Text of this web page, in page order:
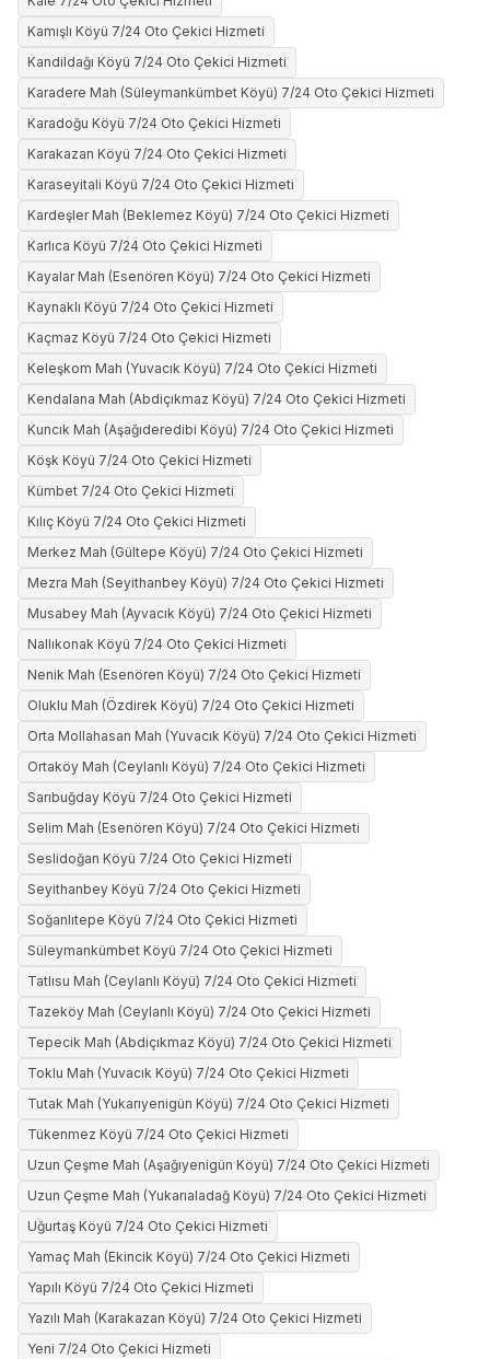
Kamışlı Köyü 7/24 Oto Çekici Hizmeti
Kandildağı Köyü 7/24 Oto Çekici Hizmeti
Karadere Mah (Süleymankümbet Köyü) 7/24 Oto Çekici Hizmeti
Karadoğu Köyü 7/24 Oto Çekici Hizmeti
Karakazan Köyü 7/24 Oto Çekici Hizmeti
Karaseyitali Köyü 7/24 Oto Çekici Hizmeti
Kardeşler Mah (Beklemez Köyü) 7/24 Oto Çekici Hizmeti
Karlıca Köyü 7/24 Oto Çekici Hizmeti
Kayalar Mah (Esenören Köyü) 7/24 Oto Çekici Hizmeti
Kaynaklı Köyü 7/24 Oto Çekici Hizmeti
Kaçmaz Köyü 7/24 Oto Çekici Hizmeti
Keleşkom Mah (Yuvacık Köyü) 7/24 Oto Çekici Hizmeti
Kendalana Mah (Abdiçıkmaz Köyü) 7/24 Oto Çekici Hizmeti
Kuncık Mah (Aşağıderedibi Köyü) 7/24 Oto Çekici Hizmeti
Köşk Köyü 7/24 Oto Çekici Hizmeti
Kümbet 7/24 Oto Çekici Hizmeti
Kılıç Köyü 7/24 Oto Çekici Hizmeti
Merkez Mah (Gültepe Köyü) 7/24 Oto Çekici Hizmeti
Mezra Mah (Seyithanbey Köyü) 7/24 Oto Çekici Hizmeti
Musabey Mah (Ayvacık Köyü) 7/24 Oto Çekici Hizmeti
Nallıkonak Köyü 7/24 Oto Çekici Hizmeti
Nenik Mah (Esenören Köyü) 7/24 Oto Çekici Hizmeti
Oluklu Mah (Özdirek Köyü) 7/24 Oto Çekici Hizmeti
Orta Mollahasan Mah (Yuvacık Köyü) 7/24 Oto Çekici Hizmeti
Ortaköy Mah (Ceylanlı Köyü) 7/24 Oto Çekici Hizmeti
Sarıbuğday Köyü 7/24 Oto Çekici Hizmeti
Selim Mah (Esenören Köyü) 7/24 Oto Çekici Hizmeti
Seslidoğan Köyü 7/24 Oto Çekici Hizmeti
Seyithanbey Köyü 7/24 Oto Çekici Hizmeti
Soğanlıtepe Köyü 7/24 Oto Çekici Hizmeti
Süleymankümbet Köyü 7/24 Oto Çekici Hizmeti
Tatlısu Mah (Ceylanlı Köyü) 7/24 Oto Çekici Hizmeti
Tazeköy Mah (Ceylanlı Köyü) 7/24 Oto Çekici Hizmeti
Tepecik Mah (Abdiçıkmaz Köyü) 7/24 Oto Çekici Hizmeti
Toklu Mah (Yuvacık Köyü) 7/24 Oto Çekici Hizmeti
Tutak Mah (Yukarıyenigün Köyü) 7/24 Oto Çekici Hizmeti
Tükenmez Köyü 7/24 Oto Çekici Hizmeti
Uzun Çeşme Mah (Aşağıyenigün Köyü) 7/24 Oto Çekici Hizmeti
Uzun Çeşme Mah (Yukarıaladağ Köyü) 7/24 Oto Çekici Hizmeti
Uğurtaş Köyü 7/24 Oto Çekici Hizmeti
Yamaç Mah (Ekincik Köyü) 7/24 Oto Çekici Hizmeti
Yapılı Köyü 7/24 Oto Çekici Hizmeti
Yazılı Mah (Karakazan Köyü) 7/24 Oto Çekici Hizmeti
Yeni 7/24 Oto Çekici Hizmeti